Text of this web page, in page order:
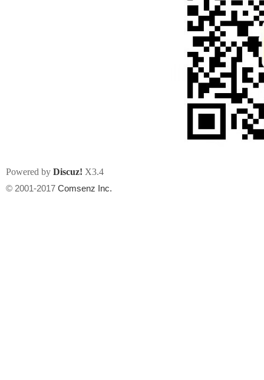
Powered by Discuz! X3.4
© 2001-2017 Comsenz Inc.